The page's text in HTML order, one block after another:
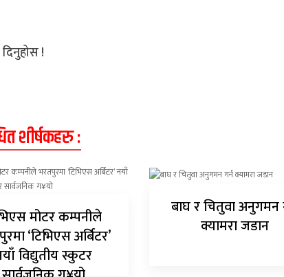
दिनुहोस !
शीर्षकहरु :
मोटर कम्पनीले
‘टिभिएस अर्बिटर’
विद्युतीय स्कुटर
बाघ र चितुवा अनुगमन
क्यामरा जडान